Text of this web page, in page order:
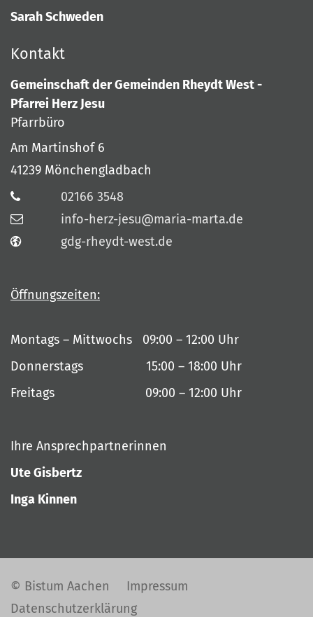
Sarah Schweden
Kontakt
Gemeinschaft der Gemeinden Rheydt West -
Pfarrei Herz Jesu
Pfarrbüro
Am Martinshof 6
41239 Mönchengladbach
02166 3548
info-herz-jesu@maria-marta.de
gdg-rheydt-west.de
Öffnungszeiten:
Montags – Mittwochs 09:00 – 12:00 Uhr
Donnerstags 15:00 – 18:00 Uhr
Freitags 09:00 – 12:00 Uhr
Ihre Ansprechpartnerinnen
Ute Gisbertz
Inga Kinnen
© Bistum Aachen
Impressum
Datenschutzerklärung